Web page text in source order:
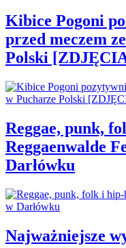
Kibice Pogoni
przed meczem
Polski
Reggae, punk,
Reggaenwalde
Darłówku
Najważniejsze